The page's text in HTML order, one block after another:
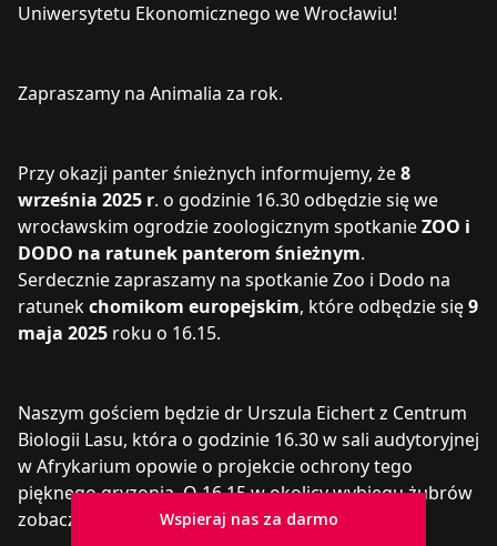
Uniwersytetu Ekonomicznego we Wrocławiu!
Zapraszamy na Animalia za rok.
Przy okazji panter śnieżnych informujemy, że8
września 2025 r. o godzinie 16.30 odbędzie się we
wrocławskim ogrodzie zoologicznym spotkanieZOO i
DODO na ratunek panterom śnieżnym.
Serdecznie zapraszamy na spotkanie Zoo i Dodo na
ratunekchomikom europejskim, które odbędzie się9
maja 2025 roku o 16.15.
Naszym gościem będzie dr Urszula Eichert z Centrum
Biologii Lasu, która o godzinie 16.30 w sali audytoryjnej
w Afrykarium opowie o projekcie ochrony tego
pięknego gryzonia. O 16.15 w okolicy wybiegu żubrów
zobaczymy ekspozycję na temat chomików.
Wspieraj nas za darmo